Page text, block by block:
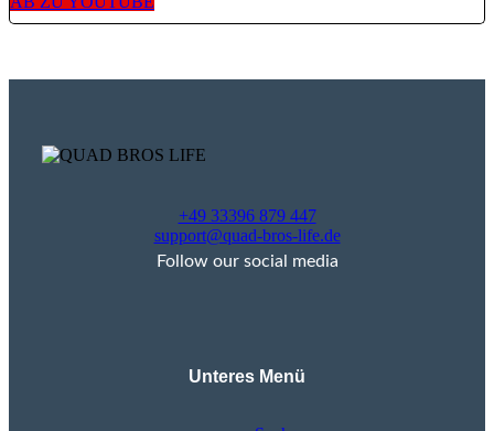
+49 33396 879 447
support@quad-bros-life.de
Follow our social media
Unteres Menü